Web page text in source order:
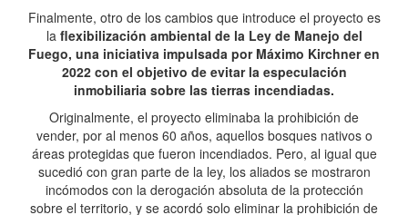
Finalmente, otro de los cambios que introduce el proyecto es
la flexibilización ambiental de la Ley de Manejo del
Fuego, una iniciativa impulsada por Máximo Kirchner en
2022 con el objetivo de evitar la especulación
inmobiliaria sobre las tierras incendiadas.
Originalmente, el proyecto eliminaba la prohibición de
vender, por al menos 60 años, aquellos bosques nativos o
áreas protegidas que fueron incendiados. Pero, al igual que
sucedió con gran parte de la ley, los aliados se mostraron
incómodos con la derogación absoluta de la protección
sobre el territorio, y se acordó solo eliminar la prohibición de